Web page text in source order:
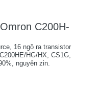
C200H-
16 ngõ ra transistor
HG/HX, CS1G,
nguyên zin.